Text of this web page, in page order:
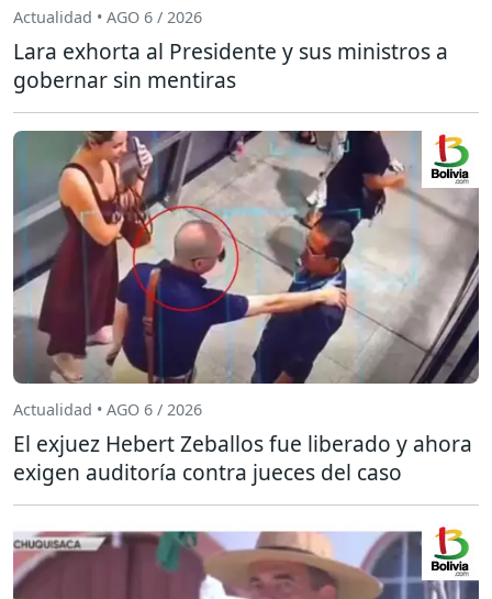
Actualidad • AGO 6 / 2026
Lara exhorta al Presidente y sus ministros a
gobernar sin mentiras
Actualidad • AGO 6 / 2026
El exjuez Hebert Zeballos fue liberado y ahora
exigen auditoría contra jueces del caso